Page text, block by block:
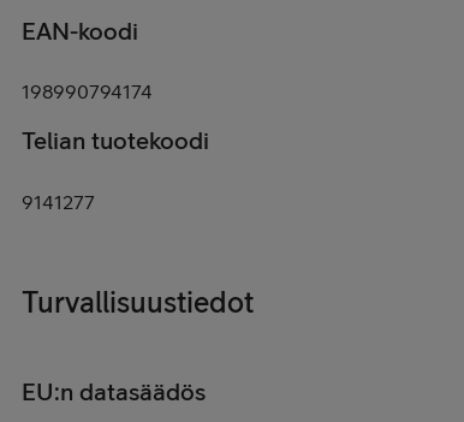
EAN-koodi
198990794174
Telian tuotekoodi
9141277
Turvallisuustiedot
EU:n datasäädös